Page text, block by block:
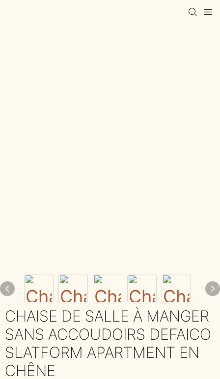
CHAISE DE SALLE À MANGER
SANS ACCOUDOIRS DEFAICO
SLATFORM APARTMENT EN
CHÊNE